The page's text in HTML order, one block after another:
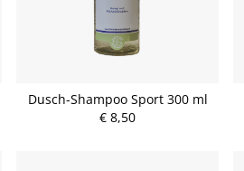
Dusch-Shampoo Sport 300 ml
€ 8,50